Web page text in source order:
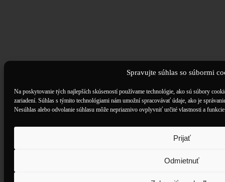
Spravujte súhlas so súbormi
Na poskytovanie tých najlepších skúseností používame technológie, ako sú súbory
zariadení. Súhlas s týmito technológiami nám umožní spracovávať údaje, ako je
Nesúhlas alebo odvolanie súhlasu môže nepriaznivo ovplyvniť určité vlastnosti a
Prijať
Odmietnuť